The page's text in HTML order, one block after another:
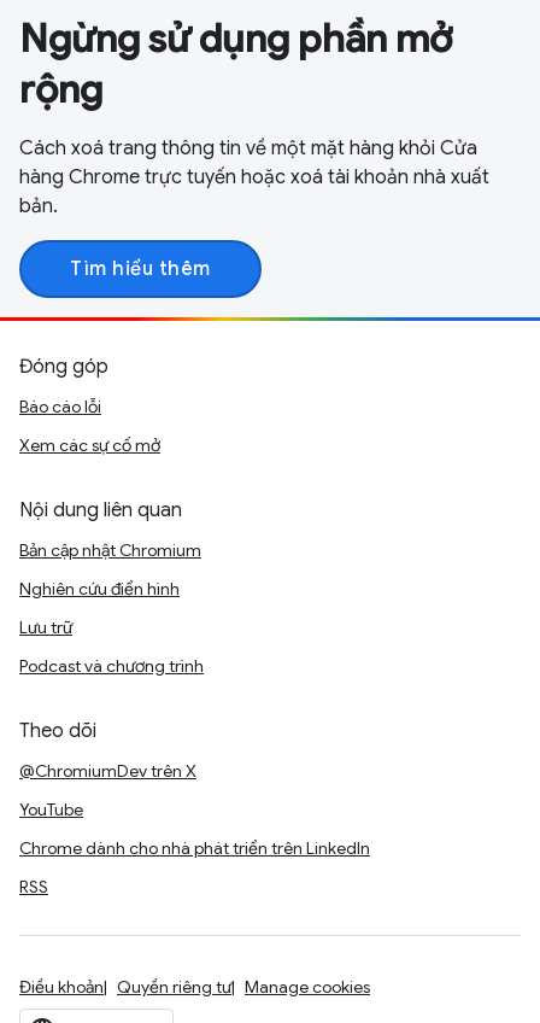
Ngừng sử dụng phần mở
rộng
Cách xoá trang thông tin về một mặt hàng khỏi Cửa
hàng Chrome trực tuyến hoặc xoá tài khoản nhà xuất
bản.
Tìm hiểu thêm
Đóng góp
Báo cáo lỗi
Xem các sự cố mở
Nội dung liên quan
Bản cập nhật Chromium
Nghiên cứu điển hình
Lưu trữ
Podcast và chương trình
Theo dõi
@ChromiumDev trên X
YouTube
Chrome dành cho nhà phát triển trên LinkedIn
RSS
Điều khoản Quyền riêng tư Manage cookies